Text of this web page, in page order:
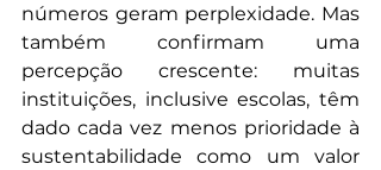
números geram perplexidade. Mas
também confirmam uma
percepção crescente: muitas
instituições, inclusive escolas, têm
dado cada vez menos prioridade à
sustentabilidade como um valor